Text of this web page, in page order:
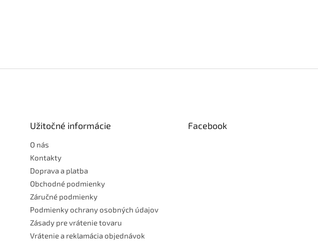
Užitočné informácie
O nás
Kontakty
Doprava a platba
Obchodné podmienky
Záručné podmienky
Podmienky ochrany osobných údajov
Zásady pre vrátenie tovaru
Vrátenie a reklamácia objednávok
Facebook